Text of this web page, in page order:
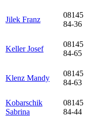
Jilek Franz
08145
84-36
Keller Josef
08145
84-65
Klenz Mandy
08145
84-63
Kobarschik
Sabrina
08145
84-44